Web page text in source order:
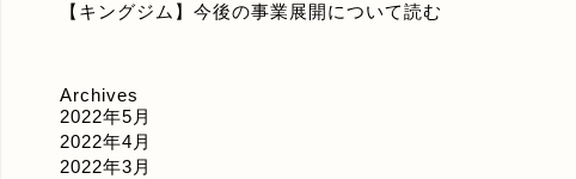
【キングジム】今後の事業展開について読む
Archives
2022年5月
2022年4月
2022年3月